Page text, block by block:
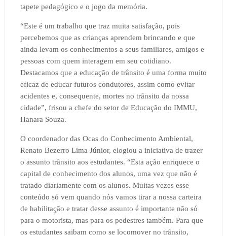
tapete pedagógico e o jogo da memória.
“Este é um trabalho que traz muita satisfação, pois
percebemos que as crianças aprendem brincando e que
ainda levam os conhecimentos a seus familiares, amigos e
pessoas com quem interagem em seu cotidiano.
Destacamos que a educação de trânsito é uma forma muito
eficaz de educar futuros condutores, assim como evitar
acidentes e, consequente, mortes no trânsito da nossa
cidade”, frisou a chefe do setor de Educação do IMMU,
Hanara Souza.
O coordenador das Ocas do Conhecimento Ambiental,
Renato Bezerro Lima Júnior, elogiou a iniciativa de trazer
o assunto trânsito aos estudantes. “Esta ação enriquece o
capital de conhecimento dos alunos, uma vez que não é
tratado diariamente com os alunos. Muitas vezes esse
conteúdo só vem quando nós vamos tirar a nossa carteira
de habilitação e tratar desse assunto é importante não só
para o motorista, mas para os pedestres também. Para que
os estudantes saibam como se locomover no trânsito,